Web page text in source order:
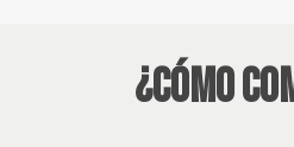
¿Cómo